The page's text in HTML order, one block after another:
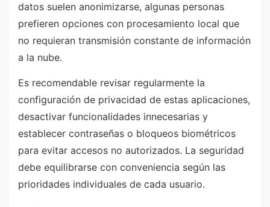
datos suelen anonimizarse, algunas personas
prefieren opciones con procesamiento local que
no requieran transmisión constante de información
a la nube.
Es recomendable revisar regularmente la
configuración de privacidad de estas aplicaciones,
desactivar funcionalidades innecesarias y
establecer contraseñas o bloqueos biométricos
para evitar accesos no autorizados. La seguridad
debe equilibrarse con conveniencia según las
prioridades individuales de cada usuario.